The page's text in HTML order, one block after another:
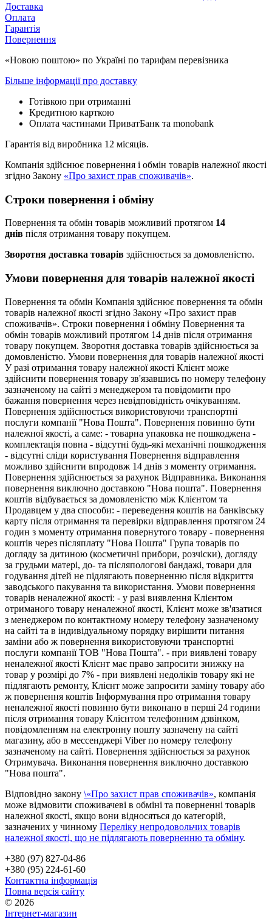
Доставка
Оплата
Гарантія
Повернення
«Новою поштою» по Україні по тарифам перевізника
Більше інформації про доставку
Готівкою при отриманні
Кредитною карткою
Оплата частинами ПриватБанк та monobank
Гарантія від виробника 12 місяців.
Компанія здійснює повернення і обмін товарів належної якості
згідно Закону «Про захист прав споживачів».
Строки повернення і обміну
Повернення та обмін товарів можливий протягом 14
днів після отримання товару покупцем.
Зворотня доставка товарів здійснюється за домовленістю.
Умови повернення для товарів належної якості
Повернення та обмін Компанія здійснює повернення та обмін
товарів належної якості згідно Закону «Про захист прав
споживачів». Строки повернення і обміну Повернення та
обмін товарів можливий протягом 14 днів після отримання
товару покупцем. Зворотня доставка товарів здійснюється за
домовленістю. Умови повернення для товарів належної якості
У разі отримання товару належної якості Клієнт може
здійснити повернення товару зв'язавшись по номеру телефону
зазначеному на сайті з менеджером та повідомити про
бажання повернення через невідповідність очікуванням.
Повернення здійснюється використовуючи транспортні
послуги компанії "Нова Пошта". Повернення повинно бути
належної якості, а саме: - товарна упаковка не пошкоджена -
комплектація повна - відсутні будь-які механічні пошкодження
- відсутні сліди користування Повернення відправлення
можливо здійснити впродовж 14 днів з моменту отримання.
Повернення здійснюється за рахунок Відправника. Виконання
повернення виключно доставкою "Нова пошта". Повернення
коштів відбувається за домовленістю між Клієнтом та
Продавцем у два способи: - переведення коштів на банківську
карту після отримання та перевірки відправлення протягом 24
годин з моменту отримання повернутого товару - повернення
коштів через післяплату "Нова Пошта" Група товарів по
догляду за дитиною (косметичні прибори, розчіски), догляду
за грудьми матері, до- та післяпологові бандажі, товари для
годування дітей не підлягають поверненню після відкриття
заводського пакування та використання. Умови повернення
товарів неналежної якості: - у разі виявлення Клієнтом
отриманого товару неналежної якості, Клієнт може зв'язатися
з менеджером по контактному номеру телефону зазначеному
на сайті та в індивідуальному порядку вирішити питання
заміни або ж повернення використовуючи транспортні
послуги компанії ТОВ "Нова Пошта". - при виявлені товару
неналежної якості Клієнт має право запросити знижку на
товар у розмірі до 7% - при виявлені недоліків товару які не
підлягають ремонту, Клієнт може запросити заміну товару або
ж повернення коштів Інформування про отримання товару
неналежної якості повинно бути виконано в перші 24 години
після отримання товару Клієнтом телефонним дзвінком,
повідомленням на електронну пошту зазначену на сайті
магазину, або в мессенджері Viber по номеру телефону
зазначеному на сайті. Повернення здійснюється за рахунок
Отримувача. Виконання повернення виключно доставкою
"Нова пошта".
Відповідно закону \«Про захист прав споживачів», компанія
може відмовити споживачеві в обміні та поверненні товарів
належної якості, якщо вони відносяться до категорій,
зазначених у чинному Переліку непродовольчих товарів
належної якості, що не підлягають поверненню та обміну.
+380 (97) 827-04-86
+380 (95) 224-61-60
Контактна інформація
Повна версія сайту
© 2026
Інтернет-магазин